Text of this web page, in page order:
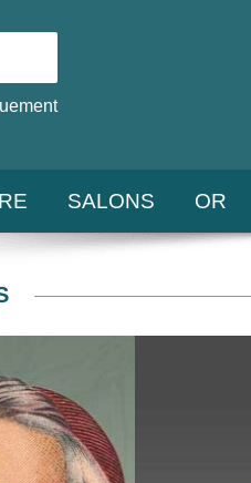
SALONS OR